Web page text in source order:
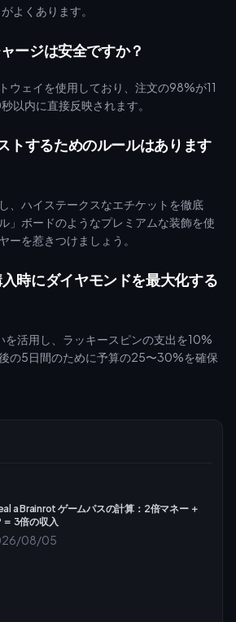
a Brainrot ゲームパスの計算：2倍マネー ＋
＝ 3倍の収入
08/05
よくあります。
ージは安全ですか？
ウェイを使用しており、注文の98%が11
以内に直接反映されます。
トするためのルールはあります
、ハイステークスなエチケットを徹底
」ボードのようなプレミアムな装飾を使
ーを惹きつけましょう。
時にダイヤモンドを最大化する
活用し、ラッキースピンの支出を10%
の5日間のために予算の25〜30%を確保